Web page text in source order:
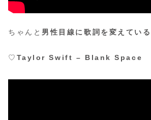
ちゃんと 男性目線に歌詞を変えている
♡ Taylor Swift – Blank Space